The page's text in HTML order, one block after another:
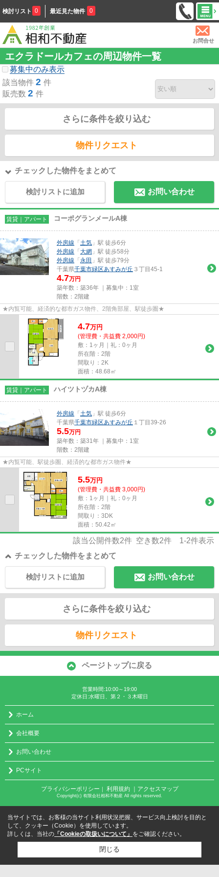
検討リスト 0 最近見た物件 0
お問合せ
エクラドールカフェの周辺物件一覧
募集中のみ表示
該当物件 2 件
販売数 2 件
さらに条件を絞り込む
物件リクエスト
チェックした物件をまとめて
検討リストに追加 お問い合わせ
賃貸｜アパート コーポグランメールA棟
外房線 「 土気 」駅 徒歩6分
外房線 「 大網 」駅 徒歩58分
外房線 「 永田 」駅 徒歩79分
千葉県千葉市緑区あすみが丘 ３丁目45-1
4.7万円
築年数：築36年 ｜募集中： 1室
階数：2階建
★内覧可能、経済的な都市ガス物件、2階角部屋、駅徒歩圏★
4.7万円
(管理費・共益費 2,000円)
敷：1ヶ月｜礼：0ヶ月
所在階：2階
間取り：2K
面積：48.68㎡
賃貸｜アパート ハイツトヅカA棟
外房線 「 土気 」駅 徒歩6分
千葉県千葉市緑区あすみが丘 １丁目39-26
5.5万円
築年数：築31年 ｜募集中： 1室
階数：2階建
★内覧可能、駅徒歩圏、経済的な都市ガス物件★
5.5万円
(管理費・共益費 3,000円)
敷：1ヶ月｜礼：0ヶ月
所在階：2階
間取り：3DK
面積：50.42㎡
該当公開件数2件 空き数2件 1-2件表示
チェックした物件をまとめて
お問い合わせ
検討リストに追加
さらに条件を絞り込む
物件リクエスト
ページトップに戻る
営業時間:10:00～19:00
定休日:水曜日、第２・３木曜日
ホーム
会社概要
お問い合わせ
PCサイト
プライバシーポリシー ｜ 利用規約 ｜アクセスマップ
Copyright(c) 有限会社相和不動産 All rights reserved.
当サイトでは、お客様の当サイト利用状況把握、サービス向上検討を目的と
して、クッキー（Cookie）を使用しています。
詳しくは、当社の 「Cookieの取扱いについて」 をご確認ください。
閉じる